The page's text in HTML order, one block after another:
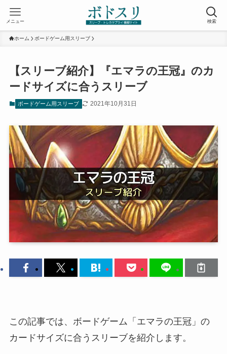
検索
メニュー
ホーム ボードゲーム用スリーブ
【スリーブ紹介】『エマラの王冠』のカ
ードサイズに合うスリーブ
ボードゲーム用スリーブ 2021年10月31日
この記事では、ボードゲーム「エマラの王冠」の
カードサイズに合うスリーブを紹介します。